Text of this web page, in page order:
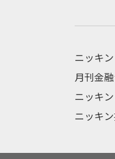
ニッキン
月刊金
ニッキ
ニッキ